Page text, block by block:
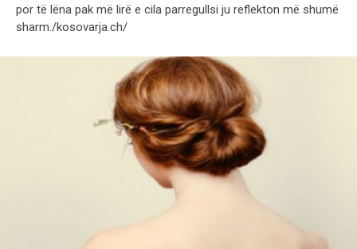
por të lëna pak më lirë e cila parregullsi ju reflekton më shumë
sharm./kosovarja.ch/